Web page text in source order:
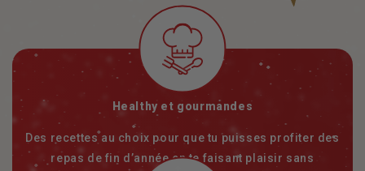
Healthy et gourmandes
Des recettes au choix pour que tu puisses profiter des
repas de fin d’année en te faisant plaisir sans